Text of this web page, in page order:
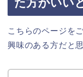
こちらのページを
興味のある方だと